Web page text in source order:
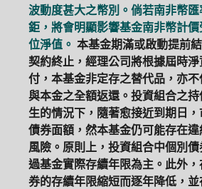
波動度甚大之幣別。倘若南非幣
鉅，將會明顯影響基金南非幣計
位淨值。 本基金期滿或啟動提前
契約終止，經理公司將根據屆時
付，本基金非定存之替代品，亦
與本金之全額返還。投資組合之
生的情況下，隨著愈接近到期日
債券面額，然本基金仍可能存在
風險。原則上，投資組合中個別
過基金實際存續年限為主。此外
券的存續年限縮短而逐年降低，